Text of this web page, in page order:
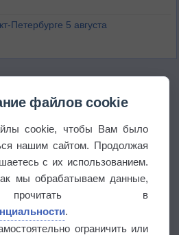
Петербурге 5 августа
файлов cookie
cookie, чтобы Вам было
нашим сайтом. Продолжая
с их использованием.
мы обрабатываем данные,
в
.
ограничить или